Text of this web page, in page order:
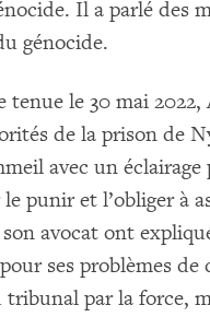
Il a parlé des
génocide.
tenue le 30 mai
de la prison de
avec un
punir et l’obliger à
avocat ont
ses problèmes de
par la force,